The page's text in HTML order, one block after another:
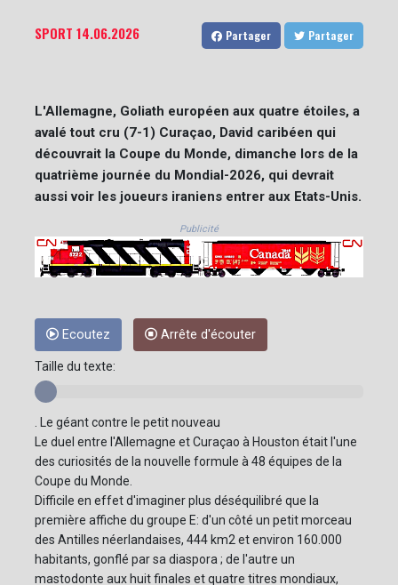
SPORT 14.06.2026 Partager Partager
L'Allemagne, Goliath européen aux quatre étoiles, a
avalé tout cru (7-1) Curaçao, David caribéen qui
découvrait la Coupe du Monde, dimanche lors de la
quatrième journée du Mondial-2026, qui devrait
aussi voir les joueurs iraniens entrer aux Etats-Unis.
Publicité
Ecoutez Arrête d'écouter
Taille du texte:
. Le géant contre le petit nouveau
Le duel entre l'Allemagne et Curaçao à Houston était l'une
des curiosités de la nouvelle formule à 48 équipes de la
Coupe du Monde.
Difficile en effet d'imaginer plus déséquilibré que la
première affiche du groupe E: d'un côté un petit morceau
des Antilles néerlandaises, 444 km2 et environ 160.000
habitants, gonflé par sa diaspora ; de l'autre un
mastodonte aux huit finales et quatre titres mondiaux,